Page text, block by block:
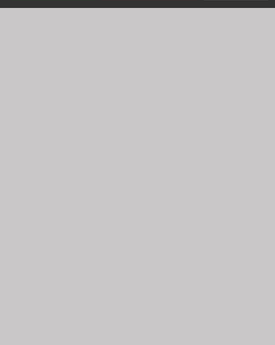
Horaires